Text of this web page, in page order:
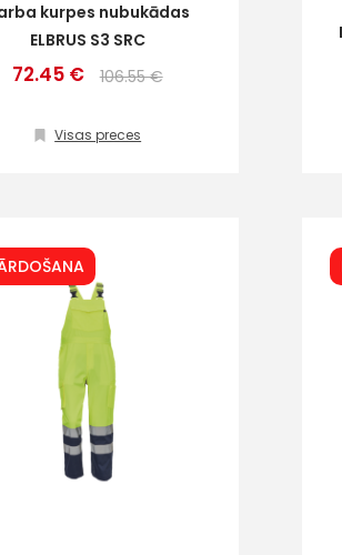
kurpes nubukādas
ELBRUS S3 SRC
72.45 € 106.55 €
Visas preces